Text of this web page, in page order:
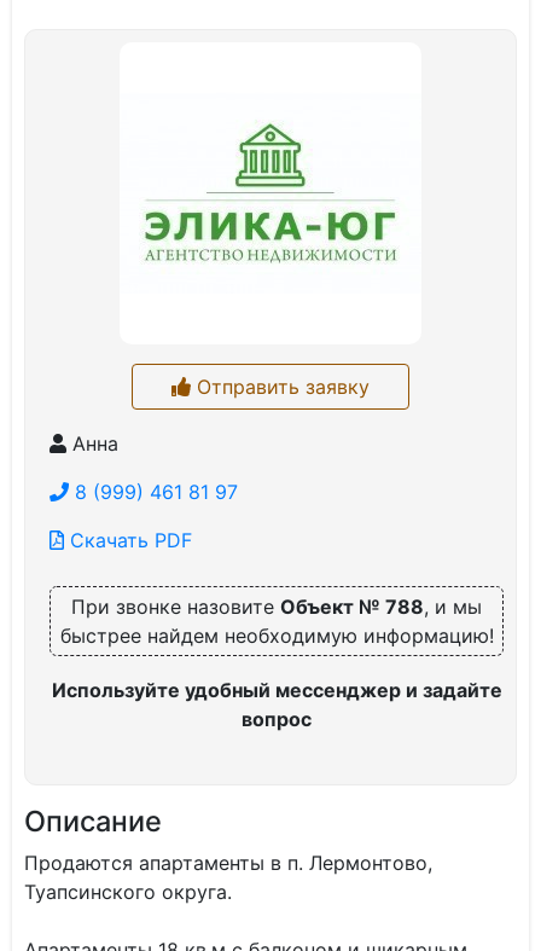
Отправить заявку
Анна
8 (999) 461 81 97
Скачать PDF
При звонке назовите Объект № 788, и мы
быстрее найдем необходимую информацию!
Используйте удобный мессенджер и задайте
вопрос
Описание
Продаются апартаменты в п. Лермонтово,
Туапсинского округа.